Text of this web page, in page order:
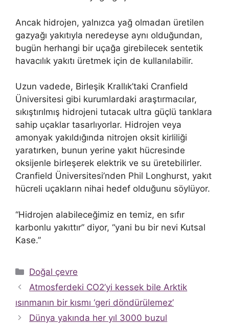
Ancak hidrojen, yalnızca yağ olmadan üretilen
gazyağı yakıtıyla neredeyse aynı olduğundan,
bugün herhangi bir uçağa girebilecek sentetik
havacılık yakıtı üretmek için de kullanılabilir.
Uzun vadede, Birleşik Krallık’taki Cranfield
Üniversitesi gibi kurumlardaki araştırmacılar,
sıkıştırılmış hidrojeni tutacak ultra güçlü tanklara
sahip uçaklar tasarlıyorlar. Hidrojen veya
amonyak yakıldığında nitrojen oksit kirliliği
yaratırken, bunun yerine yakıt hücresinde
oksijenle birleşerek elektrik ve su üretebilirler.
Cranfield Üniversitesi’nden Phil Longhurst, yakıt
hücreli uçakların nihai hedef olduğunu söylüyor.
“Hidrojen alabileceğimiz en temiz, en sıfır
karbonlu yakıttır” diyor, “yani bu bir nevi Kutsal
Kase.”
Kategoriler
Doğal çevre
Atmosferdeki CO2’yi kessek bile Arktik
ısınmanın bir kısmı ‘geri döndürülemez’
Dünya yakında her yıl 3000 buzul